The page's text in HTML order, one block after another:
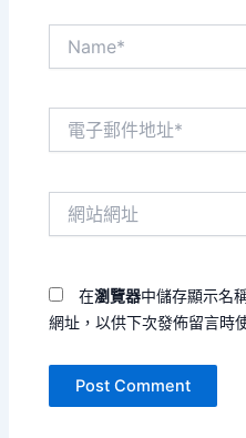
在瀏覽器中儲存顯示名
網址，以供下次發佈留言時